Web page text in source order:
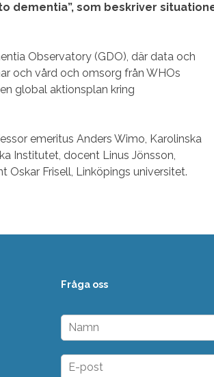
dementia”, som beskriver
Observatory (GDO), där data och
och vård och omsorg från WHOs
global aktionsplan kring
emeritus Anders Wimo, Karolinska
Institutet, docent Linus Jönsson,
Oskar Frisell, Linköpings universitet.
Fråga oss
N
m
n
E